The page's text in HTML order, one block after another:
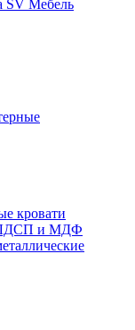
SV Мебель
кровати
ЛДСП и МДФ